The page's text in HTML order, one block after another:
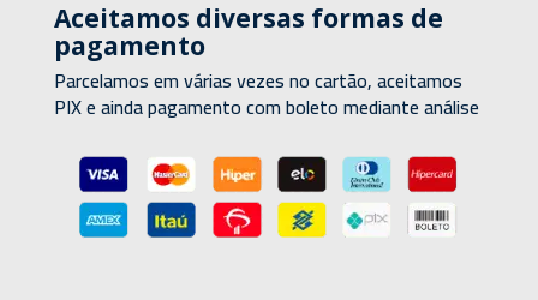
Aceitamos diversas formas de
pagamento
Parcelamos em várias vezes no cartão, aceitamos
PIX e ainda pagamento com boleto mediante análise